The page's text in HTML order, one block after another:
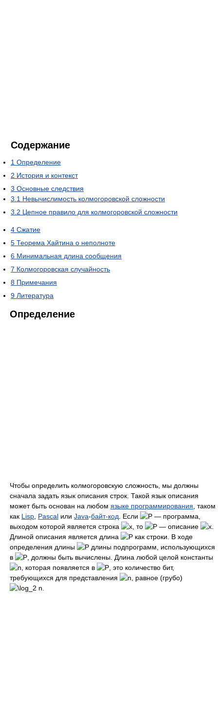
Содержание
1 Определение
2 История и контекст
3 Основные следствия
3.1 Невычислимость колмогоровской сложности
3.2 Цепное правило для колмогоровской сложности
4 Сжатие
5 Теорема Хайтина о неполноте
6 Минимальная длина сообщения
7 Колмогоровская случайность
8 Примечания
9 Литература
Определение
Чтобы определить колмогоровскую сложность, мы должны
сначала задать язык описания строк. Такой язык описания
может быть основан на любом языке программирования , таком
как Lisp Pascal или Java-байт-код . Если
— программа,
выходом которой является строка
, то — описание
Длиной описания является длина
как строки. В ходе
определения длины
длины подпрограмм, использующихся
в
, должны быть вычислены. Длина любой целой константы
, которая появляется в
, это количество бит,
требующихся для представления
, равное (грубо)